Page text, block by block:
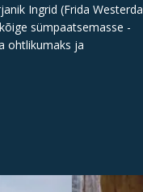
Ingrid (Frida
sümpaatsemasse -
ohtlikumaks ja